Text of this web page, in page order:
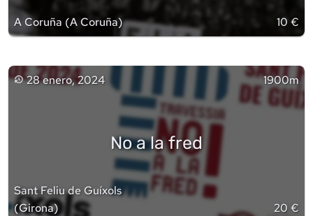
A Coruña (A Coruña) 10 €
28 enero, 2024 1900m
No a la fred
Sant Feliu de Guíxols
(Girona) 20 €